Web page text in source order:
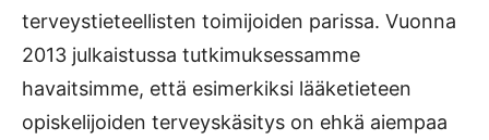
terveystieteellisten toimijoiden parissa. Vuonna
2013 julkaistussa tutkimuksessamme
havaitsimme, että esimerkiksi lääketieteen
opiskelijoiden terveyskäsitys on ehkä aiempaa